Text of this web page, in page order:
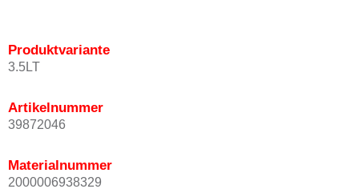
Produktvariante
3.5LT
Artikelnummer
39872046
Materialnummer
2000006938329